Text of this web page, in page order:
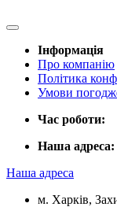
Інформація
Про компанію
Політика
Умови
Час роботи:
Наша адреса:
Наша адреса
м. Харків,